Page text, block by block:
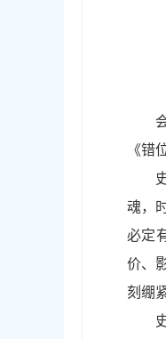
《错
魂，
必定
价、
刻绷